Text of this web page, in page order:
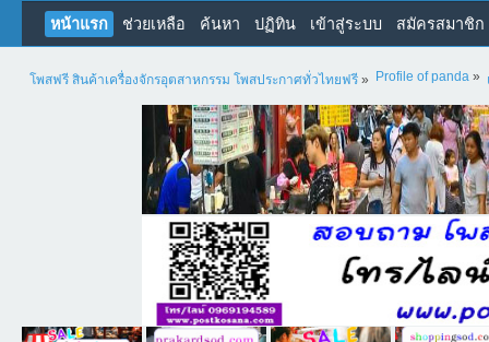
หน้าแรก ช่วยเหลือ ค้นหา ปฏิทิน เข้าสู่ระบบ สมัครสมาชิก
โพสฟรี สินค้าเครื่องจักรอุตสาหกรรม โพสประกาศทั่วไทยฟรี » Profile of panda »